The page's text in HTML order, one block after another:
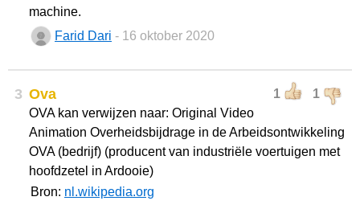
machine.
Farid Dari - 16 oktober 2020
3 1 1
Ova
OVA kan verwijzen naar: Original Video
Animation Overheidsbijdrage in de Arbeidsontwikkeling
OVA (bedrijf) (producent van industriële voertuigen met
hoofdzetel in Ardooie)
Bron: nl.wikipedia.org